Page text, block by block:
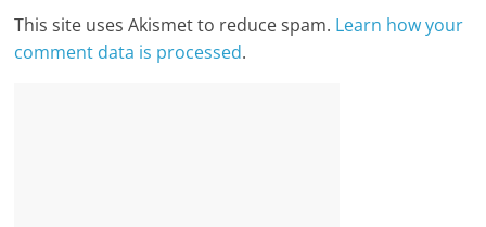
This site uses Akismet to reduce spam. Learn how your
comment data is processed.